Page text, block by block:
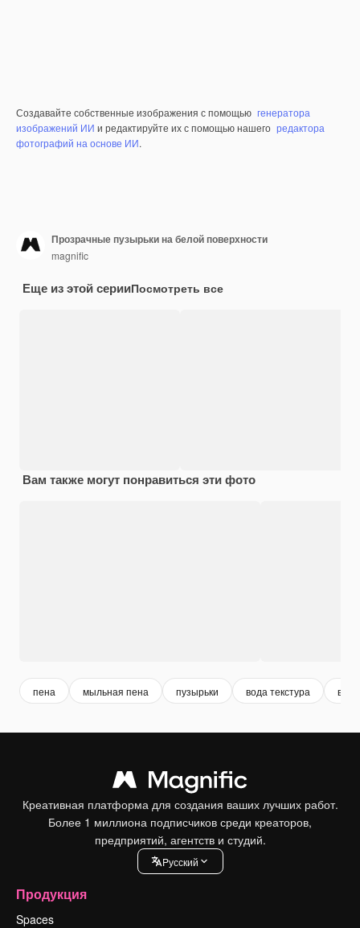
Создавайте собственные изображения с помощью генератора
изображений ИИ и редактируйте их с помощью нашего редактора
фотографий на основе ИИ.
Прозрачные пузырьки на белой поверхности
magnific
Еще из этой серииПосмотреть все
Вам также могут понравиться эти фото
пена мыльная пена пузырьки вода текстура в
Креативная платформа для создания ваших лучших работ.
Более 1 миллиона подписчиков среди креаторов,
предприятий, агентств и студий.
Pусский
Продукция
Spaces